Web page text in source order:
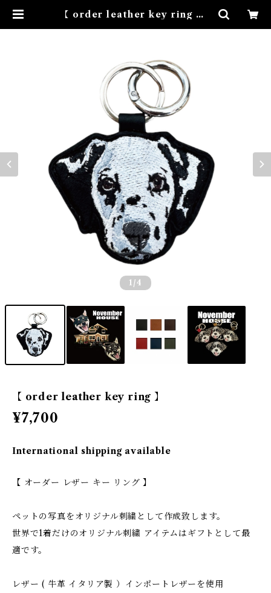
【 order leather key ring 】 |
1 /4
【 order leather key ring 】
¥7,700
International shipping available
【 オーダー レザー キー リング 】
ペットの写真をオリジナル刺繍として作成致します。
世界で1着だけのオリジナル刺繍 アイテムはギフトとして最
適です。
レザー ( 牛革 イタリア製 ）インポートレザーを使用